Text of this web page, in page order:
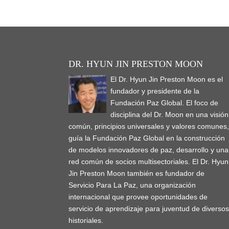
DR. HYUN JIN PRESTON MOON
El Dr. Hyun Jin Preston Moon es el
fundador y presidente de la
Fundación Paz Global. El foco de
disciplina del Dr. Moon en una visión
común, principios universales y valores comunes,
guía la Fundación Paz Global en la construcción
de modelos innovadores de paz, desarrollo y una
red común de socios multisectoriales. El Dr. Hyun
Jin Preston Moon también es fundador de
Servicio Para La Paz, una organización
internacional que provee oportunidades de
servicio de aprendizaje para juventud de diversos
historiales.